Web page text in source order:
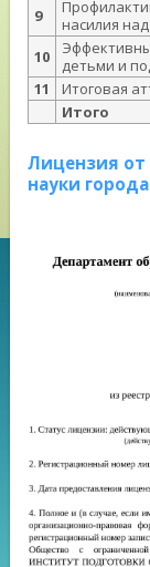
9
насилия
10
детьми и
11
Итоговая
Итого
Лицензия от
науки